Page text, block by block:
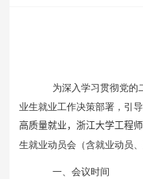
为深入学习贯彻党的
业生就业工作决策部署，引导
高质量就业， 浙江大学工程
生就业动员会（含就业动员
一、会议时间